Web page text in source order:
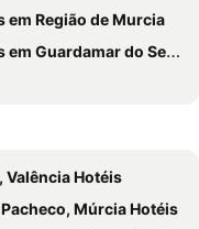
Juan Manuel
de la Vega
Don Pepe Marsilla - Bullas 1900
em Região de Murcia
Guardamar do Segura
Valência Hotéis
Múrcia Hotéis